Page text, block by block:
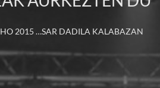
2015 …SAR DADILA KALABAZAN